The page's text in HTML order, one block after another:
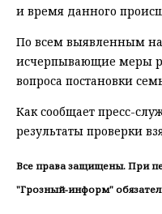
и время данного
По всем выявленным
исчерпывающие меры
вопроса постановки
Как сообщает пресс-
результаты проверки
Все права защищены. При
"Грозный-информ"